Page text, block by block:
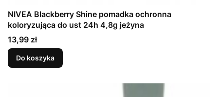
NIVEA Blackberry Shine pomadka ochronna
koloryzująca do ust 24h 4,8g jeżyna
Cena
13,99 zł
Do koszyka